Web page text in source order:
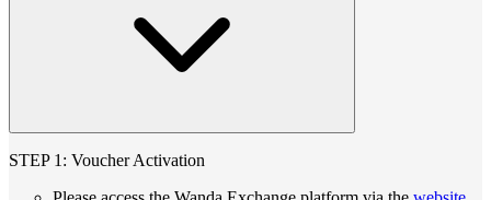
STEP 1: Voucher Activation